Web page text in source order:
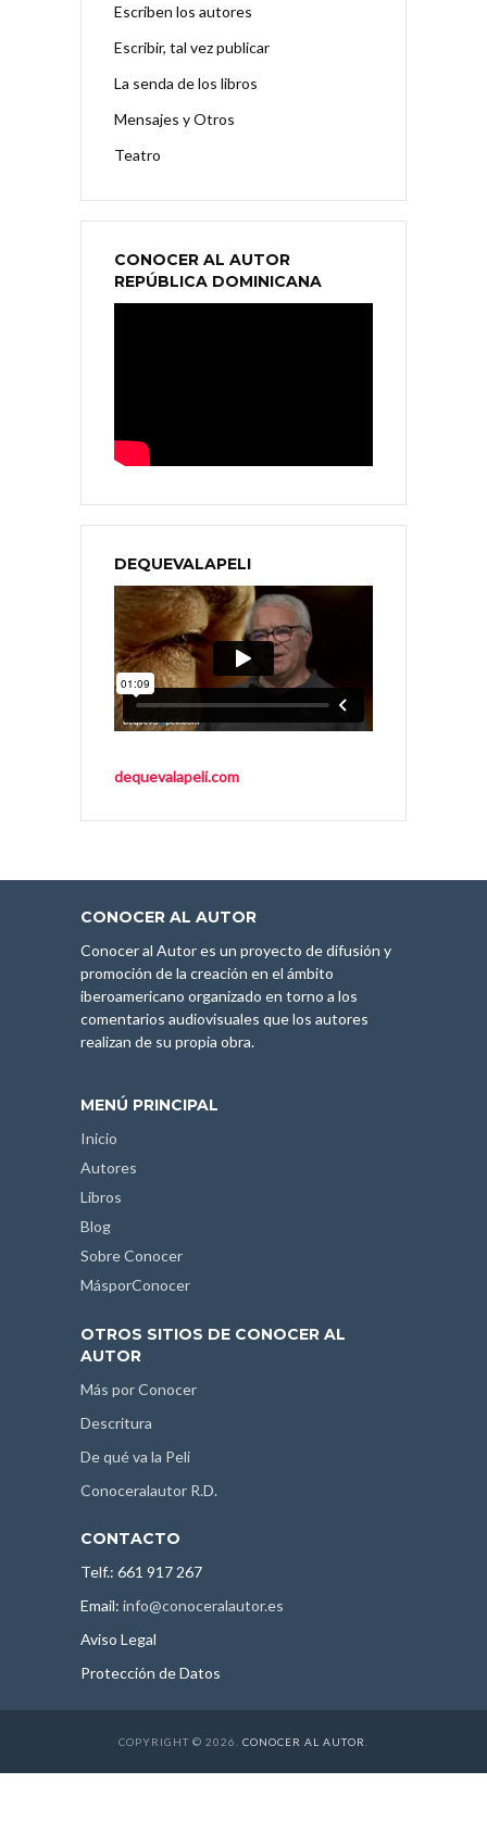
Escriben los autores
Escribir, tal vez publicar
La senda de los libros
Mensajes y Otros
Teatro
CONOCER AL AUTOR
REPÚBLICA DOMINICANA
DEQUEVALAPELI
dequevalapeli.com
CONOCER AL AUTOR
Conocer al Autor es un proyecto de difusión y
promoción de la creación en el ámbito
iberoamericano organizado en torno a los
comentarios audiovisuales que los autores
realizan de su propia obra.
MENÚ PRINCIPAL
Inicio
Autores
Libros
Blog
Sobre Conocer
MásporConocer
OTROS SITIOS DE CONOCER AL
AUTOR
Más por Conocer
Descritura
De qué va la Peli
Conoceralautor R.D.
CONTACTO
Telf.: 661 917 267
Email: info@conoceralautor.es
Aviso Legal
Protección de Datos
COPYRIGHT © 2026. CONOCER AL AUTOR